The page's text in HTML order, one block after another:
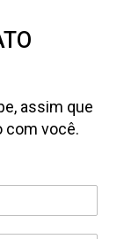
assim que
com você.